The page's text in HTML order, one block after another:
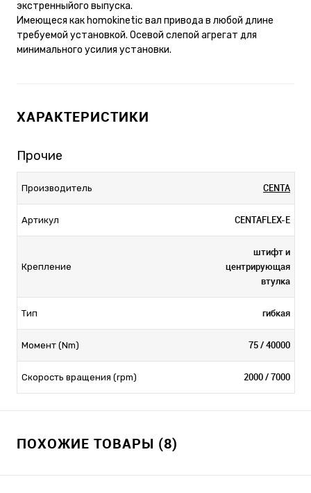
экстренныйого выпуска.
Имеющеся как homokinetic вал привода в любой длине
требуемой установкой. Осевой слепой агрегат для
минимального усилия установки.
ХАРАКТЕРИСТИКИ
Прочие
Производитель CENTA
Артикул CENTAFLEX-E
Крепление
штифт и
центрирующая
втулка
Тип гибкая
Момент (Nm) 75 / 40000
Скорость вращения (rpm) 2000 / 7000
ПОХОЖИЕ ТОВАРЫ (8)